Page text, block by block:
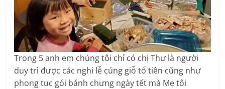
Trong 5 anh em chúng tôi chỉ có chị Thư là người
duy trì được các nghi lễ cúng giỗ tổ tiên cũng như
phong tục gói bánh chưng ngày tết mà Mẹ tôi